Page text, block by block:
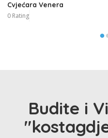
Cvjećara Venera
0 Rating
Budite i